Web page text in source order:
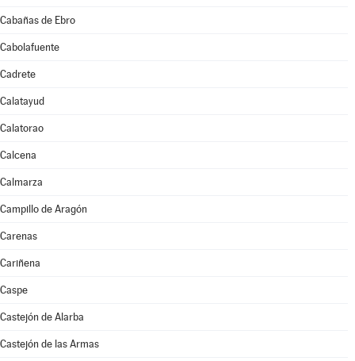
Cabañas de Ebro
Cabolafuente
Cadrete
Calatayud
Calatorao
Calcena
Calmarza
Campillo de Aragón
Carenas
Cariñena
Caspe
Castejón de Alarba
Castejón de las Armas